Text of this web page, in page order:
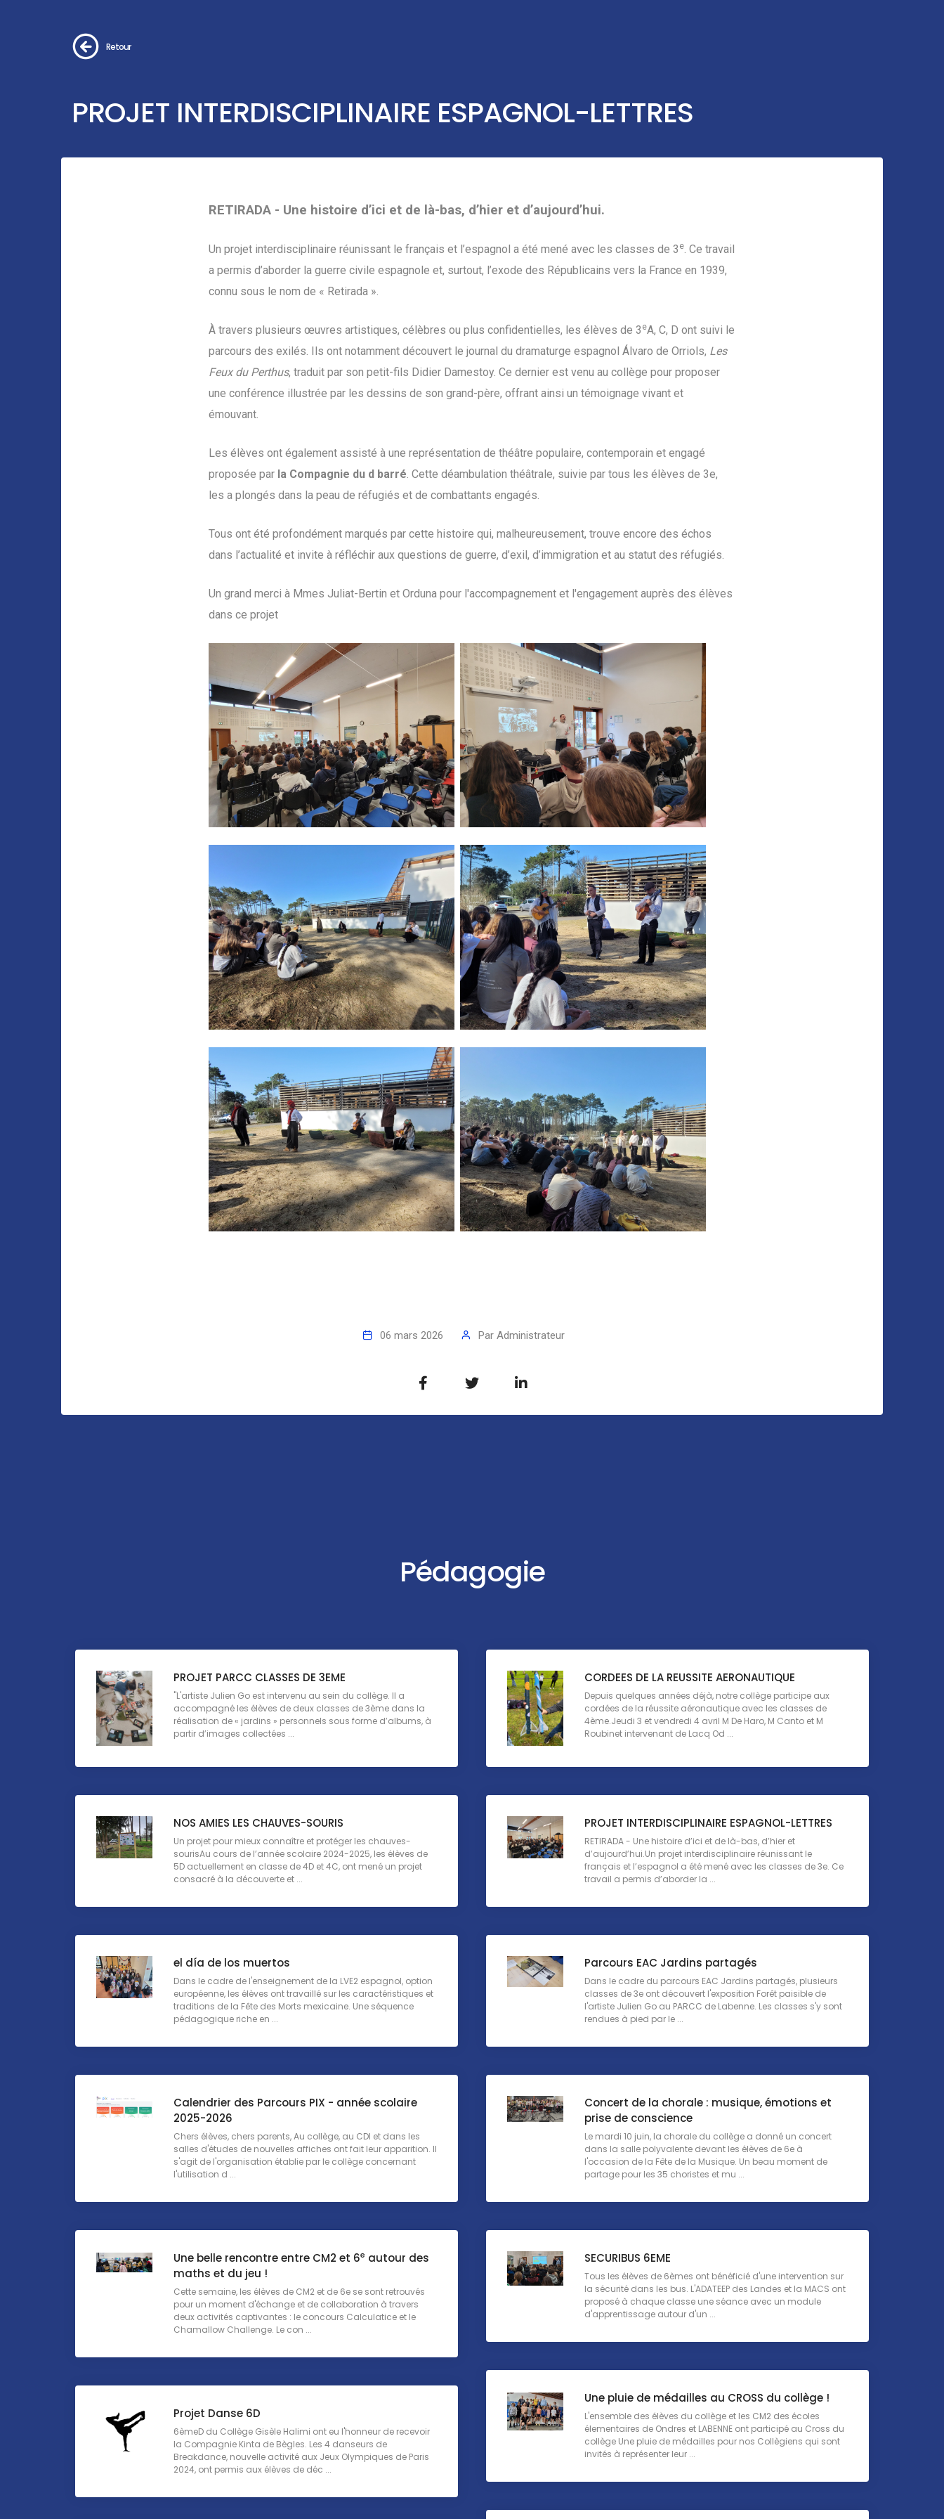
Retour
PROJET INTERDISCIPLINAIRE ESPAGNOL-LETTRES
RETIRADA - Une histoire d’ici et de là-bas, d’hier et d’aujourd’hui.
Un projet interdisciplinaire réunissant le français et l’espagnol a été mené avec les classes de 3 e . Ce travail
a permis d’aborder la guerre civile espagnole et, surtout, l’exode des Républicains vers la France en 1939,
connu sous le nom de « Retirada ».
À travers plusieurs œuvres artistiques, célèbres ou plus confidentielles, les élèves de 3 eA, C, D ont suivi le
parcours des exilés. Ils ont notamment découvert le journal du dramaturge espagnol Álvaro de Orriols, Les
Feux du Perthus, traduit par son petit-fils Didier Damestoy. Ce dernier est venu au collège pour proposer
une conférence illustrée par les dessins de son grand-père, offrant ainsi un témoignage vivant et
émouvant.
Les élèves ont également assisté à une représentation de théâtre populaire, contemporain et engagé
proposée par la Compagnie du d barré . Cette déambulation théâtrale, suivie par tous les élèves de 3e,
les a plongés dans la peau de réfugiés et de combattants engagés.
Tous ont été profondément marqués par cette histoire qui, malheureusement, trouve encore des échos
dans l’actualité et invite à réfléchir aux questions de guerre, d’exil, d’immigration et au statut des réfugiés.
Un grand merci à Mmes Juliat-Bertin et Orduna pour l'accompagnement et l'engagement auprès des élèves
dans ce projet
06 mars 2026 Par Administrateur
Pédagogie
PROJET PARCC CLASSES DE 3EME
"L'artiste Julien Go est intervenu au sein du collège. Il a
accompagné les élèves de deux classes de 3ème dans la
réalisation de « jardins » personnels sous forme d’albums, à
partir d’images collectées ...
CORDEES DE LA REUSSITE AERONAUTIQUE
Depuis quelques années déjà, notre collège participe aux
cordées de la réussite aéronautique avec les classes de
4ème.Jeudi 3 et vendredi 4 avril M De Haro, M Canto et M
Roubinet intervenant de Lacq Od ...
NOS AMIES LES CHAUVES-SOURIS
Un projet pour mieux connaître et protéger les chauves-
sourisAu cours de l’année scolaire 2024-2025, les élèves de
5D actuellement en classe de 4D et 4C, ont mené un projet
consacré à la découverte et ...
PROJET INTERDISCIPLINAIRE ESPAGNOL-LETTRES
RETIRADA - Une histoire d’ici et de là-bas, d’hier et
d’aujourd’hui.Un projet interdisciplinaire réunissant le
français et l’espagnol a été mené avec les classes de 3e. Ce
travail a permis d’aborder la ...
el día de los muertos
Dans le cadre de l'enseignement de la LVE2 espagnol, option
européenne, les élèves ont travaillé sur les caractéristiques et
traditions de la Fête des Morts mexicaine. Une séquence
pédagogique riche en ...
Parcours EAC Jardins partagés
Dans le cadre du parcours EAC Jardins partagés, plusieurs
classes de 3e ont découvert l'exposition Forêt paisible de
l'artiste Julien Go au PARCC de Labenne. Les classes s'y sont
rendues à pied par le ...
Calendrier des Parcours PIX - année scolaire
2025-2026
Chers élèves, chers parents, Au collège, au CDI et dans les
salles d'études de nouvelles affiches ont fait leur apparition. Il
s'agit de l'organisation établie par le collège concernant
l'utilisation d ...
Concert de la chorale : musique, émotions et
prise de conscience
Le mardi 10 juin, la chorale du collège a donné un concert
dans la salle polyvalente devant les élèves de 6e à
l'occasion de la Fête de la Musique. Un beau moment de
partage pour les 35 choristes et mu ...
Une belle rencontre entre CM2 et 6e autour des
maths et du jeu !
Cette semaine, les élèves de CM2 et de 6e se sont retrouvés
pour un moment d'échange et de collaboration à travers
deux activités captivantes : le concours Calculatice et le
Chamallow Challenge. Le con ...
SECURIBUS 6EME
Tous les élèves de 6èmes ont bénéficié d'une intervention sur
la sécurité dans les bus. L'ADATEEP des Landes et la MACS ont
proposé à chaque classe une séance avec un module
d'apprentissage autour d'un ...
Une pluie de médailles au CROSS du collège !
L'ensemble des élèves du collège et les CM2 des écoles
élementaires de Ondres et LABENNE ont participé au Cross du
collège Une pluie de médailles pour nos Collègiens qui sont
invités à représenter leur ...
Projet Danse 6D
6èmeD du Collège Gisèle Halimi ont eu l'honneur de recevoir
la Compagnie Kinta de Bègles. Les 4 danseurs de
Breakdance, nouvelle activité aux Jeux Olympiques de Paris
2024, ont permis aux élèves de déc ...